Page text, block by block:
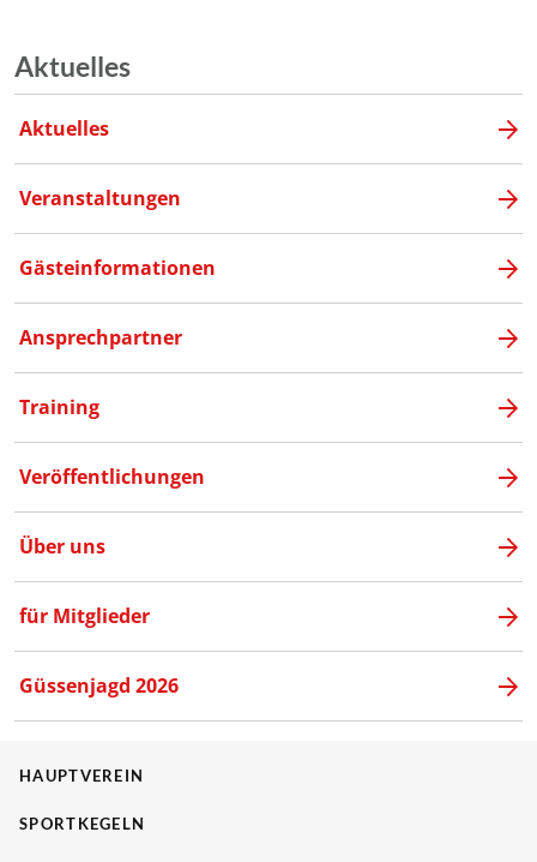
Aktuelles
Aktuelles
Veranstaltungen
Gästeinformationen
Ansprechpartner
Training
Veröffentlichungen
Über uns
für Mitglieder
Güssenjagd 2026
HAUPTVEREIN
SPORTKEGELN